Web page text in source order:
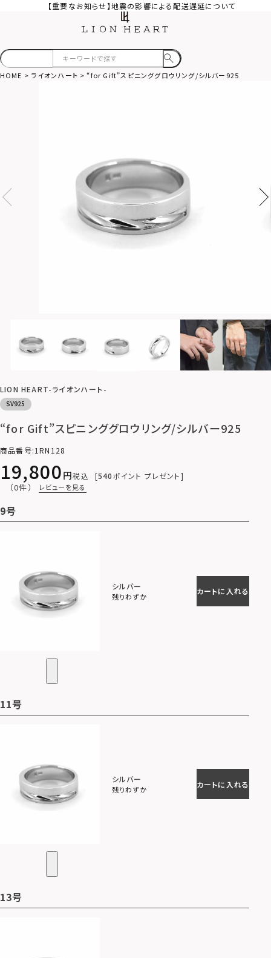
【重要なお知らせ】地震の影響による配送遅延について
HOME ライオンハート “for Gift”スピニンググロウリング/シルバー925
LION HEART-ライオンハート-
SV925
“for Gift”スピニンググロウリング/シルバー925
商品番号 1RN128
19,800 税込 540ポイント プレゼント
（0件） レビューを見る
9号
シルバー
残りわずか
カートに入れる
11号
シルバー
残りわずか
カートに入れる
13号